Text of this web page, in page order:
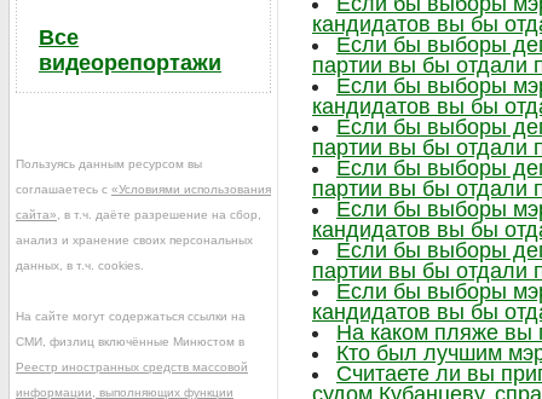
кандидатов вы бы
Если бы выборы
партии вы бы отдали
Если бы выборы
кандидатов вы бы
Если бы выборы
партии вы бы отдали
Если бы выборы
партии вы бы отдали
Если бы выборы
кандидатов вы бы
Если бы выборы
партии вы бы отдали
Если бы выборы
кандидатов вы бы
На каком пляже вы
Кто был лучшим
Считаете ли вы
судом Кубанцеву,
Все
видеорепортажи
Пользуясь данным ресурсом вы
соглашаетесь с «Условиями использования
сайта» , в т.ч. даёте разрешение на сбор,
анализ и хранение своих персональных
данных, в т.ч. cookies.
На сайте могут содержаться ссылки на
СМИ, физлиц включённые Минюстом в
Реестр иностранных средств массовой
информации, выполняющих функции